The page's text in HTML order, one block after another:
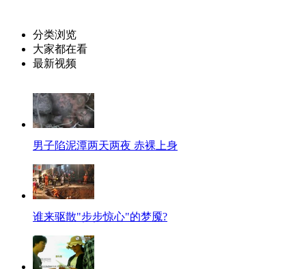
分类浏览
大家都在看
最新视频
男子陷泥潭两天两夜 赤裸上身
谁来驱散"步步惊心"的梦魇?